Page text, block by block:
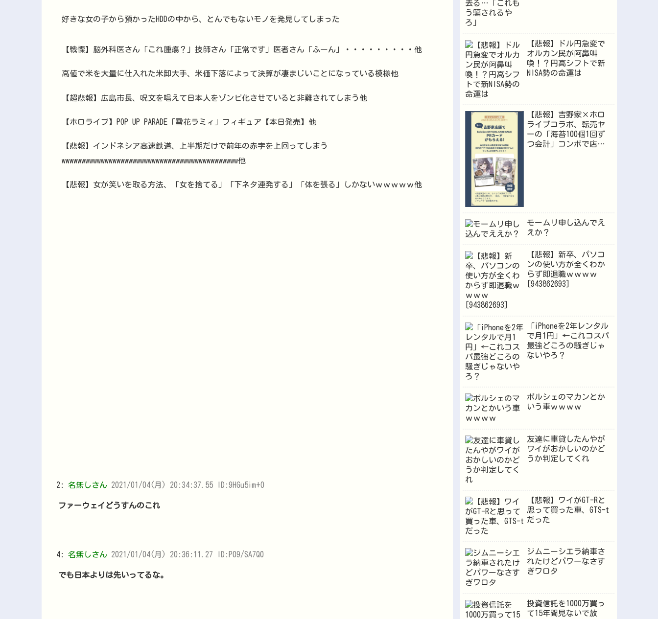
好きな女の子から預かったHDDの中から、とんでもないモノを発見してしまった
【戦慄】脳外科医さん「これ腫瘍？」技師さん「正常です」医者さん「ふーん」・・・・・・・・・他
高値で米を大量に仕入れた米卸大手、米価下落によって決算が凄まじいことになっている模様他
【超悲報】広島市長、呪文を唱えて日本人をゾンビ化させていると非難されてしまう他
【ホロライブ】POP UP PARADE「雪花ラミィ」フィギュア【本日発売】他
【悲報】インドネシア高速鉄道、上半期だけで前年の赤字を上回ってしまう
wwwwwwwwwwwwwwwwwwwwwwwwwwwwwwwwwwwwwwwwwwwww他
【悲報】女が笑いを取る方法、「女を捨てる」「下ネタ連発する」「体を張る」しかないｗｗｗｗｗ他
2: 名無しさん 2021/01/04(月) 20:34:37.55 ID:9HGu5im+0
ファーウェイどうすんのこれ
4: 名無しさん 2021/01/04(月) 20:36:11.27 ID:P09/SA7Q0
でも日本よりは先いってるな。
【悲報】ドル円急変で
オルカン民が阿鼻叫
喚！？円高シフトで新
NISA勢の命運は
【悲報】吉野家×ホロ
ライブコラボ、転売ヤ
ーの「海苔100個1回ず
つ会計」コンボで店員
モームリ申し込んでえ
えか？
【悲報】新卒、パソコ
ンの使い方が全くわか
らず即退職ｗｗｗｗ
[943862693]
「iPhoneを2年レンタル
で月1円」←これコスパ
最強どころの騒ぎじゃ
ないやろ？
ポルシェのマカンとか
いう車ｗｗｗｗ
友達に車貸したんやが
ワイがおかしいのかど
うか判定してくれ
【悲報】ワイがGT-Rと
思って買った車、GTS-t
だった
ジムニーシエラ納車さ
れたけどパワーなさす
ぎワロタ
投資信託を1000万買っ
て15年間見ないで放